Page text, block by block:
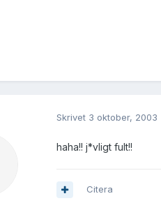
Skrivet 3 oktober, 2003
haha!! j*vligt fult!!
Citera